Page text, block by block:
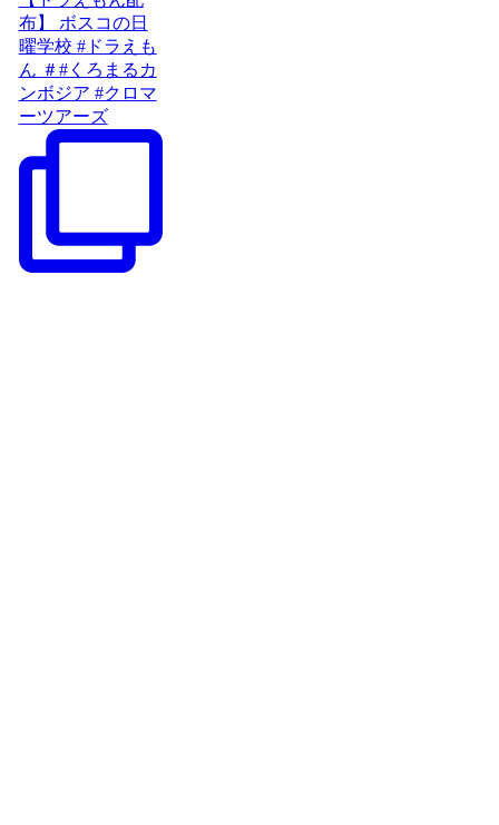
布】 ボスコの日
曜学校 #ドラえも
ん ＃#くろまるカ
ンボジア #クロマ
ーツアーズ